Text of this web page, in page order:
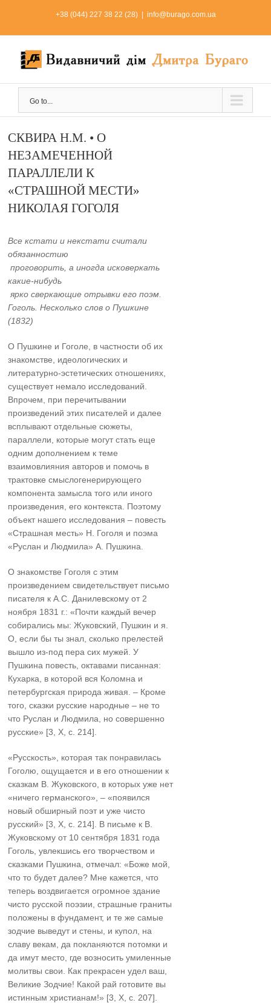
+38 (044) 227 38 22 (28) info@burago.com.ua
Go to...
СКВИРА Н.М. • О
НЕЗАМЕЧЕННОЙ
ПАРАЛЛЕЛИ К
«СТРАШНОЙ МЕСТИ»
НИКОЛАЯ ГОГОЛЯ
Все кстати и некстати считали
обязанностию
проговорить, а иногда исковеркать
какие-нибудь
ярко сверкающие отрывки его поэм.
Гоголь. Несколько слов о Пушкине
(1832)
О Пушкине и Гоголе, в частности об их
знакомстве, идеологических и
литературно-эстетических отношениях,
существует немало исследований.
Впрочем, при перечитывании
произведений этих писателей и далее
всплывают отдельные сюжеты,
параллели, которые могут стать еще
одним дополнением к теме
взаимовлияния авторов и помочь в
трактовке смыслогенерирующего
компонента замысла того или иного
произведения, его контекста. Поэтому
объект нашего исследования – повесть
«Страшная месть» Н. Гоголя и поэма
«Руслан и Людмила» А. Пушкина.
О знакомстве Гоголя с этим
произведением свидетельствует письмо
писателя к А.С. Данилевскому от 2
ноября 1831 г.: «Почти каждый вечер
собирались мы: Жуковский, Пушкин и я.
О, если бы ты знал, сколько прелестей
вышло из-под пера сих мужей. У
Пушкина повесть, октавами писанная:
Кухарка, в которой вся Коломна и
петербургская природа живая. – Кроме
того, сказки русские народные – не то
что Руслан и Людмила, но совершенно
русские» [3, X, с. 214].
«Русскость», которая так понравилась
Гоголю, ощущается и в его отношении к
сказкам В. Жуковского, в которых уже нет
«ничего германского», – «появился
новый обширный поэт и уже чисто
русский» [3, X, c. 214]. В письме к В.
Жуковскому от 10 сентября 1831 года
Гоголь, увлекшись его творчеством и
сказками Пушкина, отмечал: «Боже мой,
что то будет далее? Мне кажется, что
теперь воздвигается огромное здание
чисто русской поэзии, страшные граниты
положены в фундамент, и те же самые
зодчие выведут и стены, и купол, на
славу векам, да покланяются потомки и
да имут место, где возносить умиленные
молитвы свои. Как прекрасен удел ваш,
Великие Зодчие! Какой рай готовите вы
истинным христианам!» [3, X, c. 207].